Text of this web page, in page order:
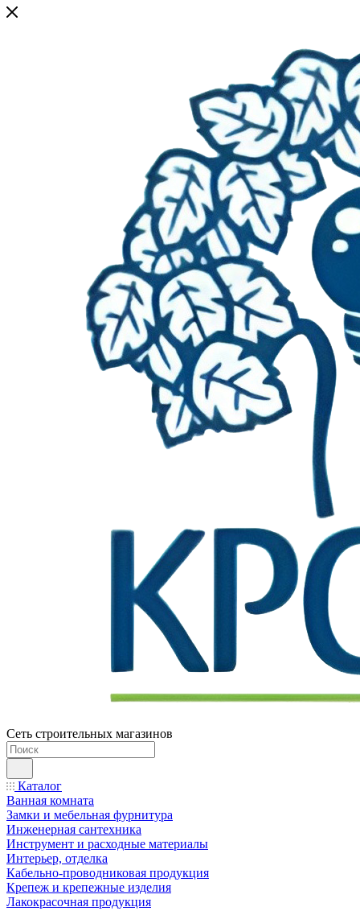
Сеть строительных магазинов
Каталог
Ванная комната
Замки и мебельная фурнитура
Инженерная сантехника
Инструмент и расходные материалы
Интерьер, отделка
Кабельно-проводниковая продукция
Крепеж и крепежные изделия
Лакокрасочная продукция